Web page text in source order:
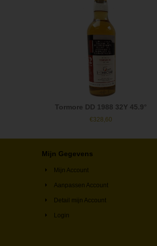
Tormore DD 1988 32Y 45.9°
€328,60
Mijn Gegevens
Mijn Account
Aanpassen Account
Detail mijn Account
Login